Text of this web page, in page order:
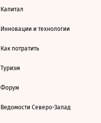
Капитал
Инновации и технологии
Как потратить
Туризм
Форум
Ведомости Северо-Запад